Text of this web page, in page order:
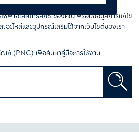
ไฟฟ้าอีเลคโทรลักซ์ ของคุณ พร้อมข้อมูลการแก้ไข
ะไหล่และอุปกรณ์เสริมได้จากเว็บไซต์ของเรา
ฑ์ (PNC) เพื่อค้นหาคู่มือการใช้งาน